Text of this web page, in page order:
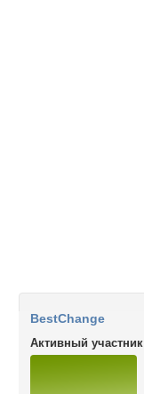
BestChange
Активный участник